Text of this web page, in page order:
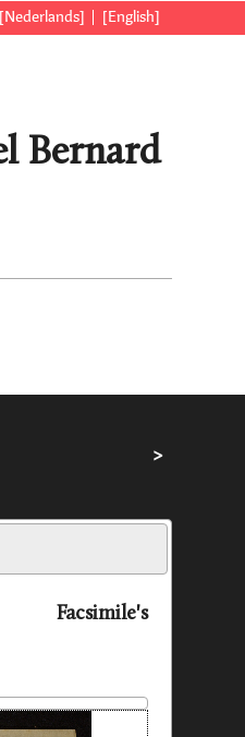
[Nederlands] [English]
Bernard
>
Facsimile's